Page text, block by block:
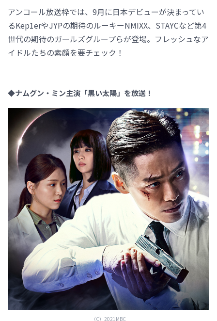
アンコール放送枠では、9月に日本デビューが決まってい
るKep1erやJYPの期待のルーキーNMIXX、STAYCなど第4
世代の期待のガールズグループらが登場。フレッシュなア
イドルたちの素顔を要チェック！
◆ナムグン・ミン主演「黒い太陽」を放送！
（C）2021MBC